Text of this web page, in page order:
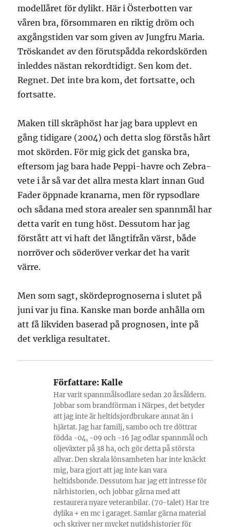
modellåret för dylikt. Här i Österbotten var
våren bra, försommaren en riktig dröm och
axgångstiden var som given av Jungfru Maria.
Tröskandet av den förutspådda rekordskörden
inleddes nästan rekordtidigt. Sen kom det.
Regnet. Det inte bra kom, det fortsatte, och
fortsatte.
Maken till skräphöst har jag bara upplevt en
gång tidigare (2004) och detta slog förstås hårt
mot skörden. För mig gick det ganska bra,
eftersom jag bara hade Peppi-havre och Zebra-
vete i år så var det allra mesta klart innan Gud
Fader öppnade kranarna, men för rypsodlare
och sådana med stora arealer sen spannmål har
detta varit en tung höst. Dessutom har jag
förstått att vi haft det långtifrån värst, både
norröver och söderöver verkar det ha varit
värre.
Men som sagt, skördeprognoserna i slutet på
juni var ju fina. Kanske man borde anhålla om
att få likviden baserad på prognosen, inte på
det verkliga resultatet.
Författare: Kalle
Har varit spannmålsodlare sedan 20 årsåldern.
Jobbar som brandförman i Närpes, det betyder
att jag inte är heltidsjordbrukare annat än i
hjärtat. Jag har familj, sambo och tre döttrar
födda -04, -09 och -16 Jag odlar spannmål och
oljeväxter på 38 ha, och gör detta på största
allvar. Den skrala lönsamheten har inte knäckt
mig, bara gjort att jag inte kan vara
heltidsbonde. Dessutom har jag ett intresse för
närhistorien, och jobbar gärna med att
restaurera nyare veteranbilar. (70-talet) Har tre
dylika + en mc i garaget. Samlar gärna material
och skriver ner mycket nutidshistorier för